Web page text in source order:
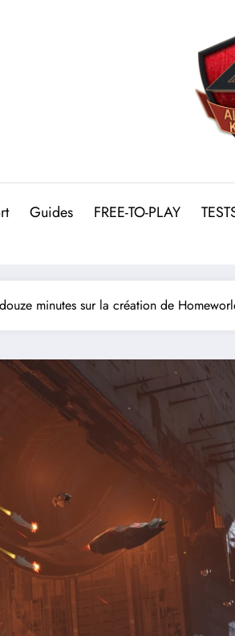
Guides FREE-TO-PLAY
minutes sur la création de